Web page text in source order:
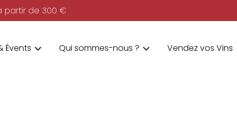
partir de 300 €
Évents Qui sommes-nous ? Vendez vos Vins